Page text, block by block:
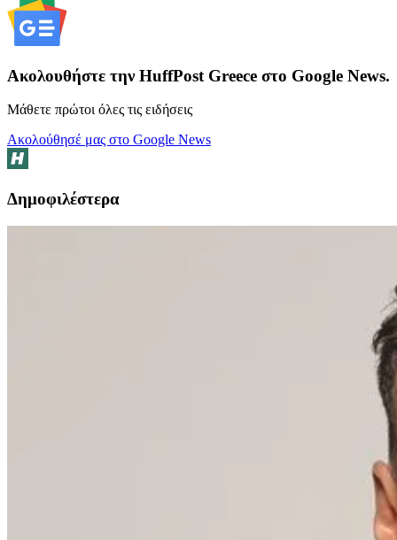
Ακολουθήστε την HuffPost Greece στο Google News.
Μάθετε πρώτοι όλες τις ειδήσεις
Ακολούθησέ μας στο Google News
Δημοφιλέστερα